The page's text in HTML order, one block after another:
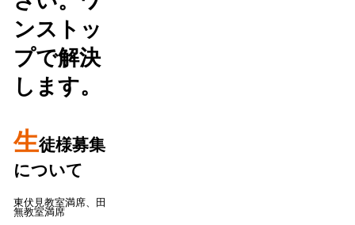
ンストッ
プで解決
します。
生徒様募集
について
東伏見教室満席、田
無教室満席